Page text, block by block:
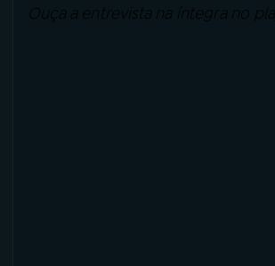
Ouça a entrevista na íntegra no